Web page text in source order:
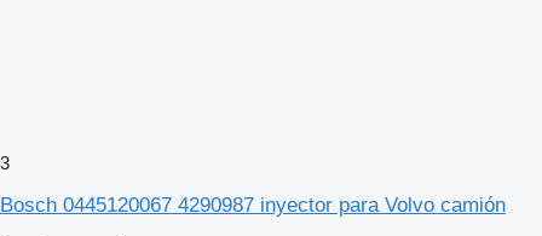
3
Bosch 0445120067 4290987 inyector para Volvo camión